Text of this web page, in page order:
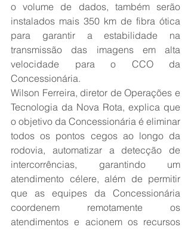
o volume de dados, também serão
instalados mais 350 km de fibra ótica
para garantir a estabilidade na
transmissão das imagens em alta
velocidade para o CCO da
Concessionária.
Wilson Ferreira, diretor de Operações e
Tecnologia da Nova Rota, explica que
o objetivo da Concessionária é eliminar
todos os pontos cegos ao longo da
rodovia, automatizar a detecção de
intercorrências, garantindo um
atendimento célere, além de permitir
que as equipes da Concessionária
coordenem remotamente os
atendimentos e acionem os recursos